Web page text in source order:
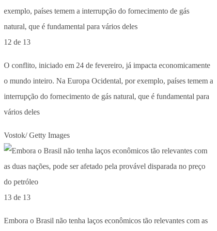
12 de 13
O conflito, iniciado em 24 de fevereiro, já impacta economicamente
o mundo inteiro. Na Europa Ocidental, por exemplo, países temem a
interrupção do fornecimento de gás natural, que é fundamental para
vários deles
Vostok/ Getty Images
13 de 13
Embora o Brasil não tenha laços econômicos tão relevantes com as